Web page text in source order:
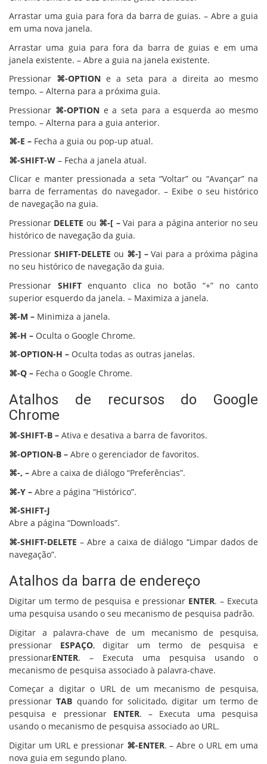
Arrastar uma guia para fora da barra de guias. – Abre a guia
em uma nova janela.
Arrastar uma guia para fora da barra de guias e em uma
janela existente. – Abre a guia na janela existente.
Pressionar ⌘-OPTION e a seta para a direita ao mesmo
tempo. – Alterna para a próxima guia.
Pressionar ⌘-OPTIONe a seta para a esquerda ao mesmo
tempo. – Alterna para a guia anterior.
⌘-E – Fecha a guia ou pop-up atual.
⌘-SHIFT-W – Fecha a janela atual.
Clicar e manter pressionada a seta “Voltar” ou “Avançar” na
barra de ferramentas do navegador. – Exibe o seu histórico
de navegação na guia.
Pressionar DELETE ou ⌘-[ –Vai para a página anterior no seu
histórico de navegação da guia.
Pressionar SHIFT-DELETE ou ⌘-] –Vai para a próxima página
no seu histórico de navegação da guia.
Pressionar SHIFTenquanto clica no botão “+” no canto
superior esquerdo da janela. – Maximiza a janela.
⌘-M – Minimiza a janela.
⌘-H – Oculta o Google Chrome.
⌘-OPTION-H – Oculta todas as outras janelas.
⌘-Q – Fecha o Google Chrome.
Atalhos de recursos do Google
Chrome
⌘-SHIFT-B – Ativa e desativa a barra de favoritos.
⌘-OPTION-B – Abre o gerenciador de favoritos.
⌘-, – Abre a caixa de diálogo “Preferências”.
⌘-Y – Abre a página “Histórico”.
⌘-SHIFT-J
Abre a página “Downloads”.
⌘-SHIFT-DELETE– Abre a caixa de diálogo “Limpar dados de
navegação”.
Atalhos da barra de endereço
Digitar um termo de pesquisa e pressionar ENTER. – Executa
uma pesquisa usando o seu mecanismo de pesquisa padrão.
Digitar a palavra-chave de um mecanismo de pesquisa,
pressionar ESPAÇO, digitar um termo de pesquisa e
pressionarENTER. – Executa uma pesquisa usando o
mecanismo de pesquisa associado à palavra-chave.
Começar a digitar o URL de um mecanismo de pesquisa,
pressionarTAB quando for solicitado, digitar um termo de
pesquisa e pressionar ENTER. – Executa uma pesquisa
usando o mecanismo de pesquisa associado ao URL.
Digitar um URL e pressionar ⌘-ENTER. – Abre o URL em uma
nova guia em segundo plano.